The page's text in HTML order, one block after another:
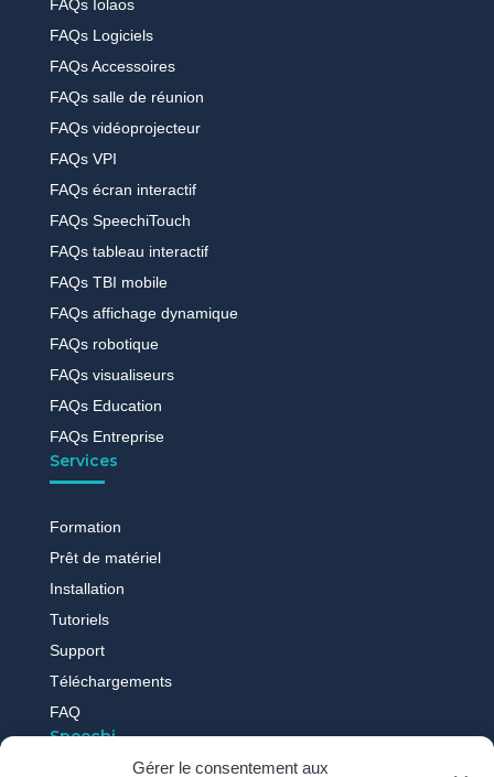
Gérer le consentement aux
FAQs Iolaos
FAQs Logiciels
FAQs Accessoires
FAQs salle de réunion
FAQs vidéoprojecteur
FAQs VPI
FAQs écran interactif
FAQs SpeechiTouch
FAQs tableau interactif
FAQs TBI mobile
FAQs affichage dynamique
FAQs robotique
FAQs visualiseurs
FAQs Education
FAQs Entreprise
Services
Formation
Prêt de matériel
Installation
Tutoriels
Support
Téléchargements
FAQ
Speechi